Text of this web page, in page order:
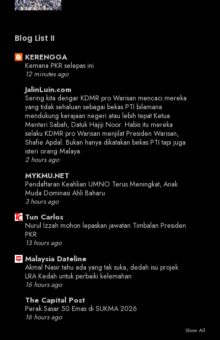
Blog List II
KERENGGA
Kemana PKR selepas ini
12 minutes ago
JalinLuin.com
Sering kita dengar KDMR pro Warisan mencaci mereka
yang tidak sehaluan sebagai bekas PTI bilamana
mendukung kerajaan negeri atau lebih tepat Ketua
Menteri Sabah, Datuk Hajiji Noor. Habis itu mereka
selaku KDMR pro Warisan menjilat Presiden Warisan,
Shafie Apdal. Bukan hanya dikatakan bekas PTI tapi juga
isteri orang Malaya.
2 hours ago
MYKMU.NET
Pendaftaran Keahlian UMNO Terus Meningkat, Anak
Muda Dominasi Ahli Baharu
3 hours ago
Tun Carlos
Nurul Izzah mohon lepaskan jawatan Timbalan Presiden
PKR
13 hours ago
Malaysia Dateline
Akmal Nasir tahu ada yang tak suka, dedah isu projek
LRA Kedah untuk perbaiki kelemahan
16 hours ago
The Capital Post
Perak Sasar 50 Emas di SUKMA 2026
16 hours ago
Show All